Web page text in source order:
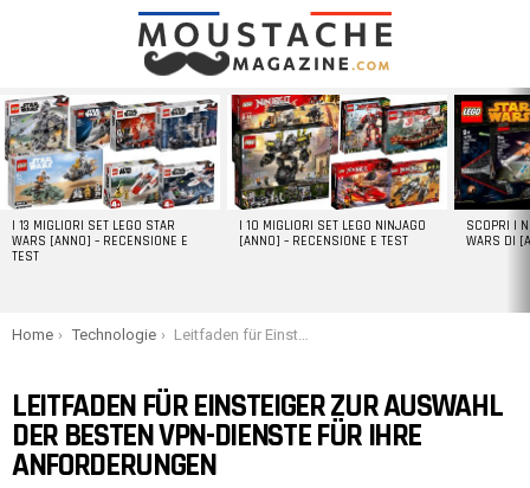
LATEST
STORIES
I 13 MIGLIORI SET LEGO STAR
WARS [ANNO] – RECENSIONE E
TEST
I 10 MIGLIORI SET LEGO NINJAGO
[ANNO] – RECENSIONE E TEST
SCOPRI I
WARS DI
You are here:
Home Technologie Leitfaden für Einsteiger zur Auswahl der besten VPN-Dienste für Ihre Anforderungen
LEITFADEN FÜR EINSTEIGER ZUR AUSWAHL
DER BESTEN VPN-DIENSTE FÜR IHRE
ANFORDERUNGEN